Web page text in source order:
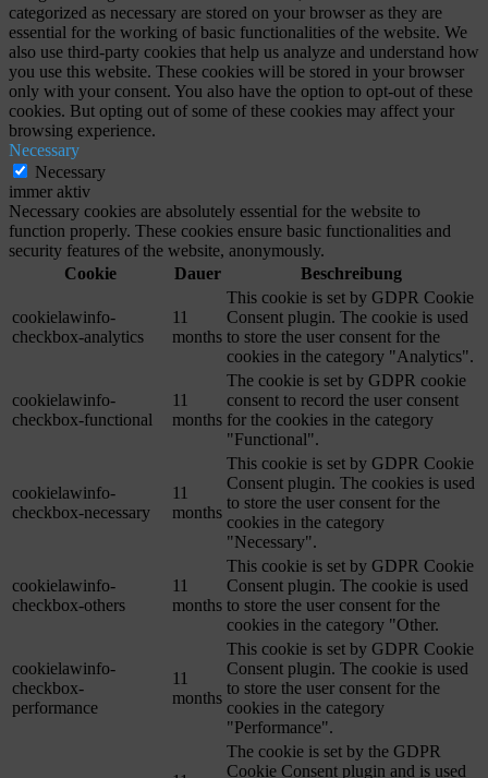
categorized as necessary are stored on your browser as they are
essential for the working of basic functionalities of the website. We
also use third-party cookies that help us analyze and understand how
you use this website. These cookies will be stored in your browser
only with your consent. You also have the option to opt-out of these
cookies. But opting out of some of these cookies may affect your
browsing experience.
Necessary
Necessary
immer aktiv
Necessary cookies are absolutely essential for the website to
function properly. These cookies ensure basic functionalities and
security features of the website, anonymously.
Cookie
Dauer Beschreibung
cookielawinfo-
checkbox-analytics
11
months
This cookie is set by GDPR Cookie
Consent plugin. The cookie is used
to store the user consent for the
cookies in the category "Analytics".
cookielawinfo-
checkbox-functional
11
months
The cookie is set by GDPR cookie
consent to record the user consent
for the cookies in the category
"Functional".
cookielawinfo-
checkbox-necessary
11
months
This cookie is set by GDPR Cookie
Consent plugin. The cookies is used
to store the user consent for the
cookies in the category
"Necessary".
cookielawinfo-
checkbox-others
11
months
This cookie is set by GDPR Cookie
Consent plugin. The cookie is used
to store the user consent for the
cookies in the category "Other.
cookielawinfo-
checkbox-
performance
11
months
This cookie is set by GDPR Cookie
Consent plugin. The cookie is used
to store the user consent for the
cookies in the category
"Performance".
The cookie is set by the GDPR
Cookie Consent plugin and is used